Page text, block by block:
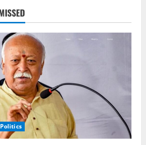
Politics